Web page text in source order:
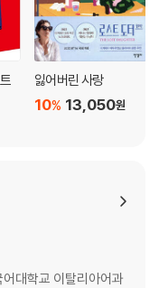
잃어버린 사랑
13,050원
10%
대학교 이탈리아어과